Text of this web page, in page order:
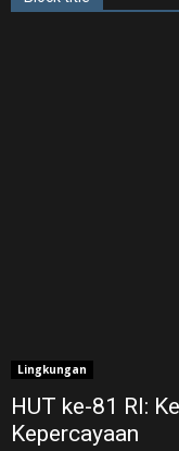
Lingkungan
HUT ke-81 RI:
Kepercayaan